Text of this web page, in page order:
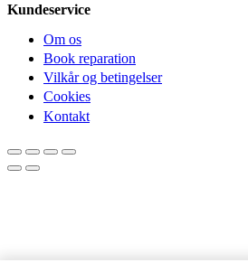
Kundeservice
Om os
Book reparation
Vilkår og betingelser
Cookies
Kontakt